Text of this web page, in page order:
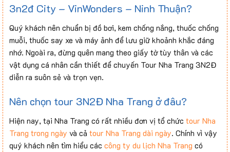
3n2đ City – VinWonders – Ninh Thuận?
Quý khách nên chuẩn bị đồ bơi, kem chống nắng, thuốc chống
muỗi, thuốc say xe và máy ảnh để lưu giữ khoảnh khắc đáng
nhớ. Ngoài ra, đừng quên mang theo giấy tờ tùy thân và các
vật dụng cá nhân cần thiết để chuyến Tour Nha Trang 3N2Đ
diễn ra suôn sẻ và trọn vẹn.
Nên chọn tour 3N2Đ Nha Trang ở đâu?
Hiện nay, tại Nha Trang có rất nhiều đơn vị tổ chức tour Nha
Trang trong ngày và cả tour Nha Trang dài ngày. Chính vì vậy
quý khách nên tìm hiểu các công ty du lịch Nha Trang có